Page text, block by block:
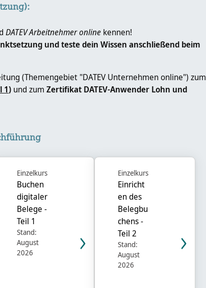
DATEV Arbeitnehmer online kennen!
und teste dein Wissen anschließend beim
(Themengebiet "DATEV Unternehmen online") zum
1) und zum Zertifikat DATEV-Anwender Lohn und
Einzelkurs
Buchen
digitaler
Belege -
Teil 1
Stand:
August
2026
Einzelkurs
Einricht
en des
Belegbu
chens -
Teil 2
Stand:
August
2026